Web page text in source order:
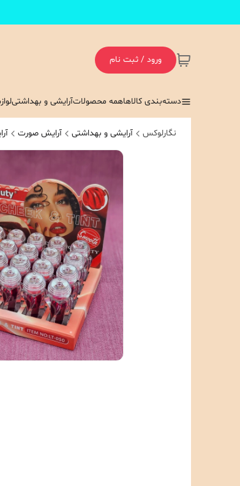
ورود / ثبت نام
دسته‌بندی کالاهاهمه محصولاتآرایشی و بهداشتی
نگارلوکس آرایشی و بهداشتی آرایش صورت